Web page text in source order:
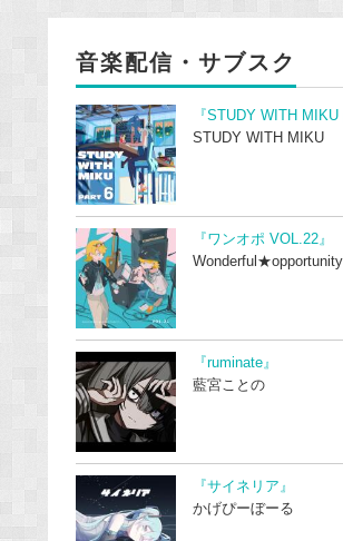
音楽配信・サブスク
『STUDY WITH MIKU
STUDY WITH MIKU
『ワンオポ VOL.22』
『ruminate』
藍宮ことの
『サイネリア』
かげぴーぼーる